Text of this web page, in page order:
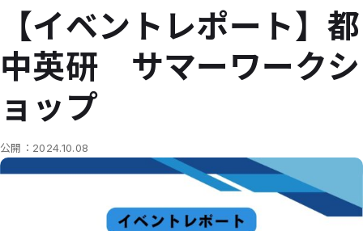
【イベントレポート】都
中英研 サマーワークシ
ョップ
公開： 2024.10.08